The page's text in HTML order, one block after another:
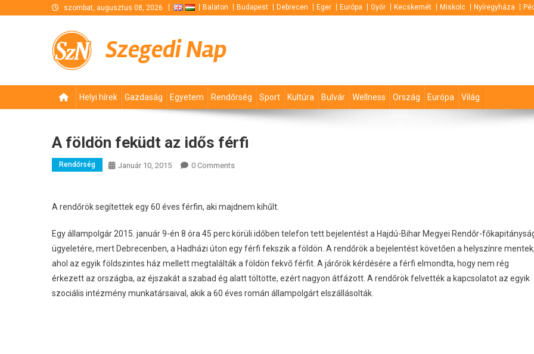
szombat, augusztus 08, 2026 Balaton Budapest Debrecen Eger Európa Győr Kecskemét Miskolc Nyíregyháza
Szegedi Nap
Helyi hírek Gazdaság Egyetem Rendőrség Sport Kultúra Bulvár Wellness Ország Európa Világ
A földön feküdt az idős férfi
Rendőrség Január 10, 2015 0 Comments
A rendőrök segítettek egy 60 éves férfin, aki majdnem kihűlt.
Egy állampolgár 2015. január 9-én 8 óra 45 perc körüli időben telefon tett bejelentést a Hajdú-Bihar Megyei Rendőr-
ügyeletére, mert Debrecenben, a Hadházi úton egy férfi fekszik a földön. A rendőrök a bejelentést követően a helyszínre
ahol az egyik földszintes ház mellett megtalálták a földön fekvő férfit. A járőrök kérdésére a férfi elmondta, hogy nem rég
érkezett az országba, az éjszakát a szabad ég alatt töltötte, ezért nagyon átfázott. A rendőrök felvették a kapcsolatot az egyik
szociális intézmény munkatársaival, akik a 60 éves román állampolgárt elszállásolták.